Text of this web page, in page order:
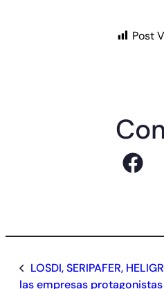
Post
LOSDI, SERIPAFER,
las empresas